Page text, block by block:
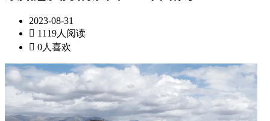
2023-08-31
 1119人阅读
 0人喜欢